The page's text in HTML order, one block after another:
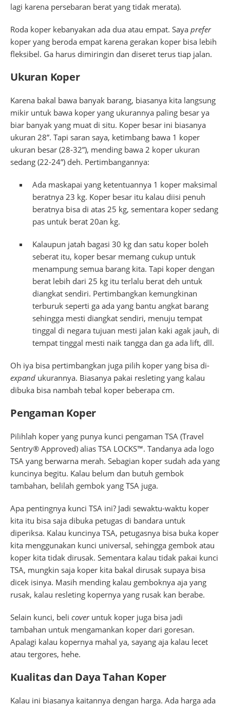
lagi karena persebaran berat yang tidak merata).
Roda koper kebanyakan ada dua atau empat. Saya prefer
koper yang beroda empat karena gerakan koper bisa lebih
fleksibel. Ga harus dimiringin dan diseret terus tiap jalan.
Ukuran Koper
Karena bakal bawa banyak barang, biasanya kita langsung
mikir untuk bawa koper yang ukurannya paling besar ya
biar banyak yang muat di situ. Koper besar ini biasanya
ukuran 28”. Tapi saran saya, ketimbang bawa 1 koper
ukuran besar (28-32”), mending bawa 2 koper ukuran
sedang (22-24”) deh. Pertimbangannya:
Ada maskapai yang ketentuannya 1 koper maksimal
beratnya 23 kg. Koper besar itu kalau diisi penuh
beratnya bisa di atas 25 kg, sementara koper sedang
pas untuk berat 20an kg.
Kalaupun jatah bagasi 30 kg dan satu koper boleh
seberat itu, koper besar memang cukup untuk
menampung semua barang kita. Tapi koper dengan
berat lebih dari 25 kg itu terlalu berat deh untuk
diangkat sendiri. Pertimbangkan kemungkinan
terburuk seperti ga ada yang bantu angkat barang
sehingga mesti diangkat sendiri, menuju tempat
tinggal di negara tujuan mesti jalan kaki agak jauh, di
tempat tinggal mesti naik tangga dan ga ada lift, dll.
Oh iya bisa pertimbangkan juga pilih koper yang bisa di-
expand ukurannya. Biasanya pakai resleting yang kalau
dibuka bisa nambah tebal koper beberapa cm.
Pengaman Koper
Pilihlah koper yang punya kunci pengaman TSA (Travel
Sentry® Approved) alias TSA LOCKS™. Tandanya ada logo
TSA yang berwarna merah. Sebagian koper sudah ada yang
kuncinya begitu. Kalau belum dan butuh gembok
tambahan, belilah gembok yang TSA juga.
Apa pentingnya kunci TSA ini? Jadi sewaktu-waktu koper
kita itu bisa saja dibuka petugas di bandara untuk
diperiksa. Kalau kuncinya TSA, petugasnya bisa buka koper
kita menggunakan kunci universal, sehingga gembok atau
koper kita tidak dirusak. Sementara kalau tidak pakai kunci
TSA, mungkin saja koper kita bakal dirusak supaya bisa
dicek isinya. Masih mending kalau gemboknya aja yang
rusak, kalau resleting kopernya yang rusak kan berabe.
Selain kunci, beli coveruntuk koper juga bisa jadi
tambahan untuk mengamankan koper dari goresan.
Apalagi kalau kopernya mahal ya, sayang aja kalau lecet
atau tergores, hehe.
Kualitas dan Daya Tahan Koper
Kalau ini biasanya kaitannya dengan harga. Ada harga ada